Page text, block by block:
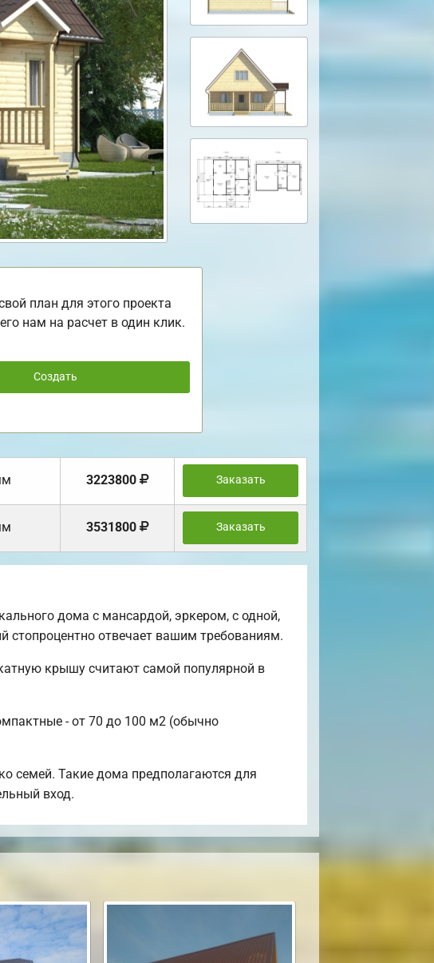
план для этого проекта
нам на расчет в один клик.
Создать
3223800 Заказать
3531800 Заказать
дома с мансардой, эркером, с одной,
стопроцентно отвечает вашим требованиям.
крышу считают самой популярной в
- от 70 до 100 м2 (обычно
семей. Такие дома предполагаются для
вход.